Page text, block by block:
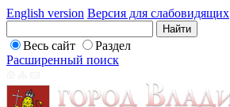
English version Версия для слабовидящих
Весь сайт
Раздел
Расширенный поиск